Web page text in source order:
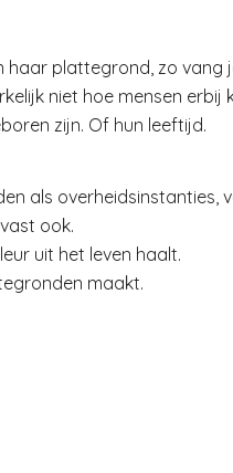
haar plattegrond, zo vang
niet hoe mensen
zijn. Of hun leeftijd.
als overheidsinstanties,
ook.
uit het leven haalt.
maakt.